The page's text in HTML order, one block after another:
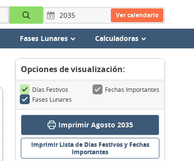
Ver calendario
Fases Lunares Calculadoras
Opciones de visualización:
Días Festivos
Fechas Importantes
Fases Lunares
Imprimir Agosto 2035
Imprimir Lista de Días Festivos y Fechas
Importantes